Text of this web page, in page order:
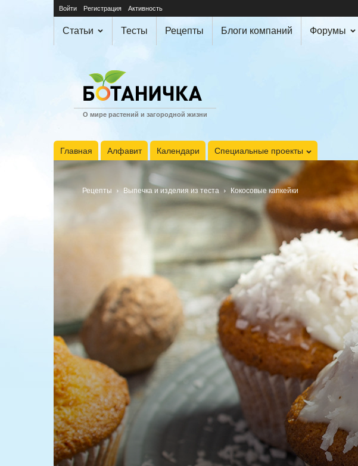
Войти Регистрация Активность
Статьи Тесты Рецепты Блоги компаний Форумы
О мире растений и загородной жизни
Главная Алфавит Календари Специальные проекты
Рецепты Выпечка и изделия из теста Кокосовые капкейки